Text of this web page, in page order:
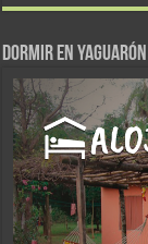
DORMIR EN YAGUARÓN